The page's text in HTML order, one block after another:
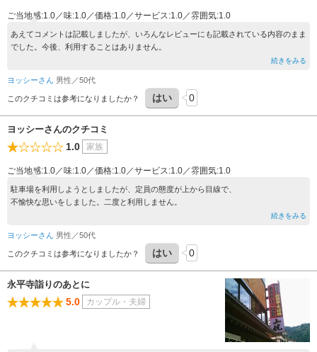
ご当地感:1.0／味:1.0／価格:1.0／サービス:1.0／雰囲気:1.0
あえてコメントは記載しましたが、いろんなレビューにも記載されている内容のまま
でした。今後、利用することはありません。
続きをみる
ヨッシーさん 男性／50代
このクチコミは参考になりましたか？ はい 0
ヨッシーさんのクチコミ
1.0 家族
ご当地感:1.0／味:1.0／価格:1.0／サービス:1.0／雰囲気:1.0
駐車場を利用しようとしましたが、定員の態度が上から目線で、
不愉快な思いをしました。二度と利用しません。
続きをみる
ヨッシーさん 男性／50代
このクチコミは参考になりましたか？ はい 0
永平寺詣りのあとに
5.0 カップル・夫婦